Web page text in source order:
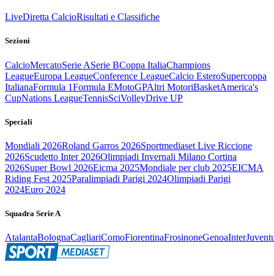
LiveDiretta CalcioRisultati e Classifiche
Sezioni
CalcioMercatoSerie ASerie BCoppa ItaliaChampions
LeagueEuropa LeagueConference LeagueCalcio EsteroSupercoppa
ItalianaFormula 1Formula EMotoGPAltri MotoriBasketAmerica's
CupNations LeagueTennisSciVolleyDrive UP
Speciali
Mondiali 2026Roland Garros 2026Sportmediaset Live Riccione
2026Scudetto Inter 2026Olimpiadi Invernali Milano Cortina
2026Super Bowl 2026Eicma 2025Mondiale per club 2025EICMA
Riding Fest 2025Paralimpiadi Parigi 2024Olimpiadi Parigi
2024Euro 2024
Squadra Serie A
AtalantaBolognaCagliariComoFiorentinaFrosinoneGenoaInter